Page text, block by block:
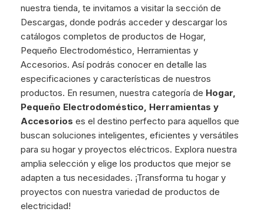
nuestra tienda, te invitamos a visitar la sección de
Descargas, donde podrás acceder y descargar los
catálogos completos de productos de Hogar,
Pequeño Electrodoméstico, Herramientas y
Accesorios. Así podrás conocer en detalle las
especificaciones y características de nuestros
productos. En resumen, nuestra categoría de Hogar,
Pequeño Electrodoméstico, Herramientas y
Accesorios es el destino perfecto para aquellos que
buscan soluciones inteligentes, eficientes y versátiles
para su hogar y proyectos eléctricos. Explora nuestra
amplia selección y elige los productos que mejor se
adapten a tus necesidades. ¡Transforma tu hogar y
proyectos con nuestra variedad de productos de
electricidad!